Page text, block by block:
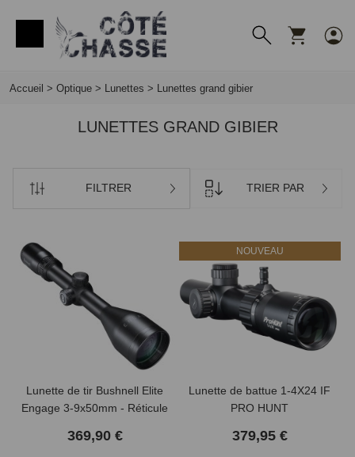
Accueil > Optique > Lunettes > Lunettes grand gibier
LUNETTES GRAND GIBIER
FILTRER TRIER PAR
Lunette de tir Bushnell Elite
Engage 3-9x50mm - Réticule
369,90 €
NOUVEAU
Lunette de battue 1-4X24 IF
PRO HUNT
379,95 €